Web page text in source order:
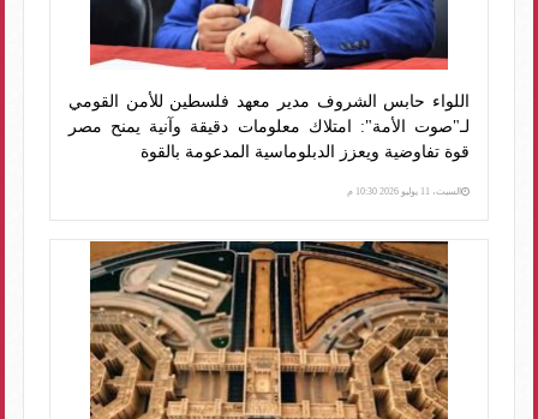
اللواء حابس الشروف مدير معهد فلسطين للأمن القومي
لـ"صوت الأمة": امتلاك معلومات دقيقة وآنية يمنح مصر
قوة تفاوضية ويعزز الدبلوماسية المدعومة بالقوة
السبت، 11 يوليو 2026 10:30 م